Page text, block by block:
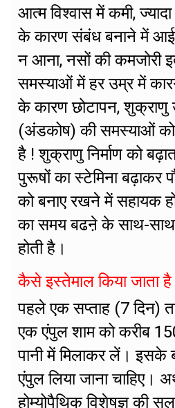
आत्म विश्वास में कमी,
के कारण संबंध बनाने में आई
न आना, नसों की कमजोरी
समस्याओं में हर उम्र में
के कारण छोटापन, शुक्राणु
(अंडकोष) की समस्याओं
है ! शुक्राणु निर्माण को
पुरूषों का स्टेमिना बढ़ाकर
को बनाए रखने में सहायक
का समय बढऩे के साथ-साथ
होती है।
कैसे इस्तेमाल किया जाता है
पहले एक सप्ताह (7 दिन)
एक एंपुल शाम को करीब
पानी में मिलाकर लें। इसके
एंपुल लिया जाना चाहिए।
होम्योपैथिक विशेषज्ञ की